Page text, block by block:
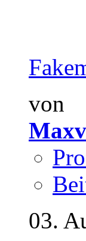
von
03.